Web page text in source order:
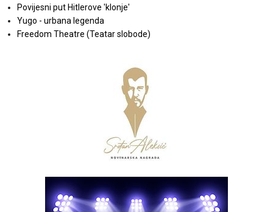
Povijesni put Hitlerove 'klonje'
Yugo - urbana legenda
Freedom Theatre (Teatar slobode)